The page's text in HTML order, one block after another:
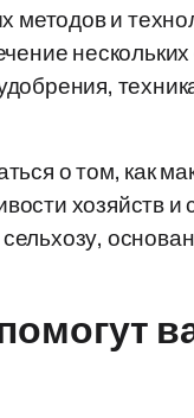
методов и
о том, как
хозяйств и